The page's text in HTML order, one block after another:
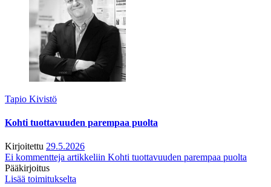
Tapio Kivistö
Kohti tuottavuuden parempaa puolta
Kirjoitettu 29.5.2026
Ei kommentteja artikkeliin Kohti tuottavuuden parempaa puolta
Pääkirjoitus
Lisää toimitukselta